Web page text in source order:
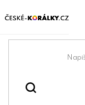
na
Domů
Korálky